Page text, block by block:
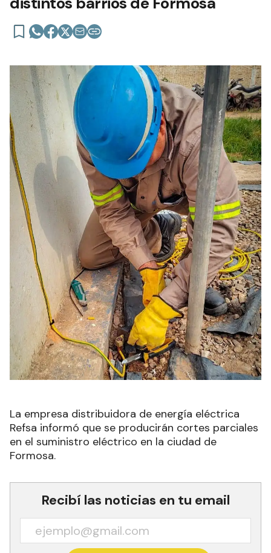
La empresa distribuidora de energía eléctrica
Refsa informó que se producirán cortes parciales
en el suministro eléctrico en la ciudad de
Formosa.
Recibí las noticias en tu email